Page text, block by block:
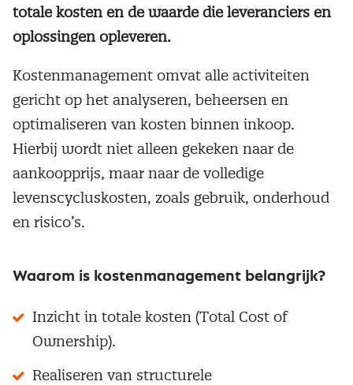
totale kosten en de waarde die leveranciers en
oplossingen opleveren.
Kostenmanagement omvat alle activiteiten
gericht op het analyseren, beheersen en
optimaliseren van kosten binnen inkoop.
Hierbij wordt niet alleen gekeken naar de
aankoopprijs, maar naar de volledige
levenscycluskosten, zoals gebruik, onderhoud
en risico’s.
Waarom is kostenmanagement belangrijk?
Inzicht in totale kosten (Total Cost of
Ownership).
Realiseren van structurele